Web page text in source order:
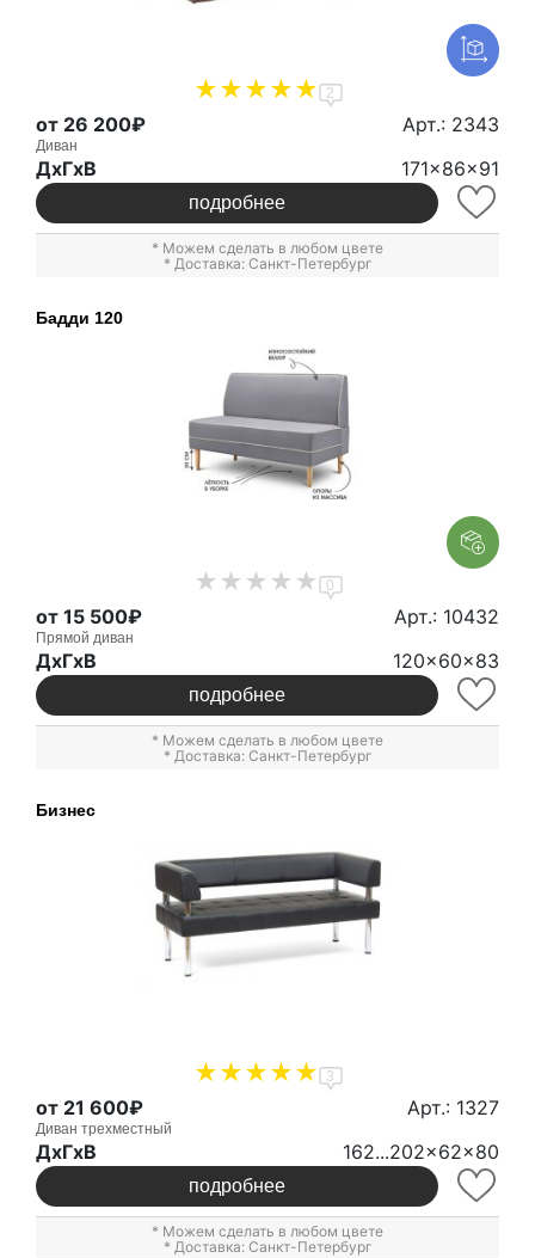
2
от 26 200₽ Арт.: 2343
Диван
ДxГxВ 171x86x91
подробнее
* Можем сделать в любом цвете
* Доставка: Санкт-Петербург
Бадди 120
0
от 15 500₽ Арт.: 10432
Прямой диван
ДxГxВ 120x60x83
подробнее
* Можем сделать в любом цвете
* Доставка: Санкт-Петербург
Бизнес
3
от 21 600₽ Арт.: 1327
Диван трехместный
ДxГxВ 162...202x62x80
подробнее
* Можем сделать в любом цвете
* Доставка: Санкт-Петербург